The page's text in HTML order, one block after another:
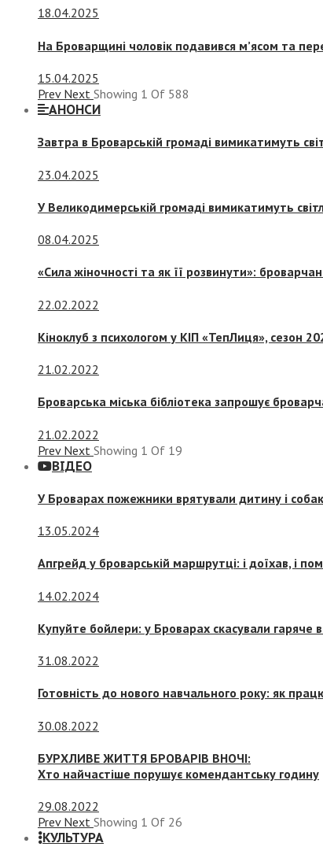
18.04.2025
На Броварщині чоловік подавився м’ясом та
15.04.2025
Prev Next Showing 1 Of 588
АНОНСИ
Завтра в Броварській громаді вимикатимуть
23.04.2025
У Великодимерській громаді вимикатимуть
08.04.2025
«Сила жіночності та як її розвинути»:
22.02.2022
Кіноклуб з психологом у КІП «ТепЛиця», сезон
21.02.2022
Броварська міська бібліотека запрошує
21.02.2022
Prev Next Showing 1 Of 19
ВІДЕО
У Броварах пожежники врятували дитину і
13.05.2024
Апгрейд у броварській маршрутці: і доїхав, і
14.02.2024
Купуйте бойлери: у Броварах скасували гаряче
31.08.2022
Готовність до нового навчального року: як
30.08.2022
БУРХЛИВЕ ЖИТТЯ БРОВАРІВ ВНОЧІ:
Хто найчастіше порушує комендантську годину
29.08.2022
Prev Next Showing 1 Of 26
КУЛЬТУРА